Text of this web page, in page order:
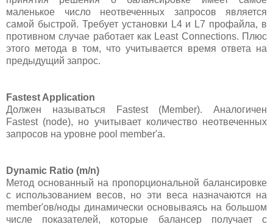
маленькое число неотвеченных запросов является
самой быстрой. Требует установки L4 и L7 профайла, в
противном случае работает как Least Connections. Плюс
этого метода в том, что учитывается время ответа на
предыдущий запрос.
Fastest Application
Должен называться Fastest (Member). Аналогичен
Fastest (node), но учитывает количество неотвеченных
запросов на уровне pool member'a.
Dynamic Ratio (m/n)
Метод основанный на пропорциональной балансировке
с использованием весов, но эти веса назначаются на
member'ов/ноды динамически основываясь на большом
числе показателей, которые балансер получает с